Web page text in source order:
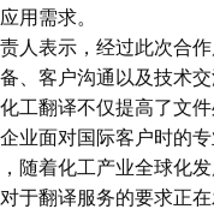
用需求。
人表示，经过此次合
、客户沟通以及技术
工翻译不仅提高了文
业面对国际客户时的专
随着化工产业全球化
于翻译服务的要求正